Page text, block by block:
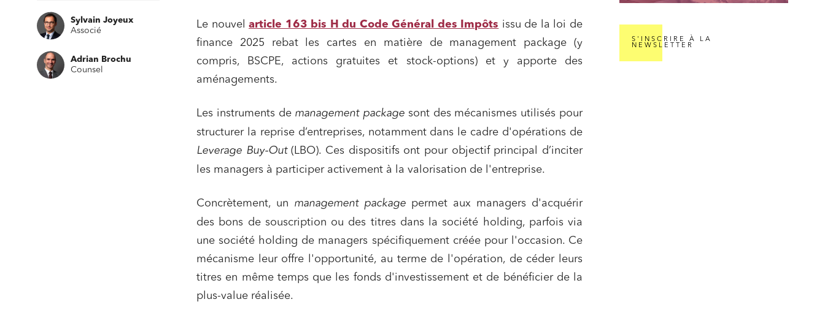
Le nouvelarticle 163 bis H du Code Général des Impôts issu de la loi de
finance 2025 rebat les cartes en matière de management package (y
compris, BSCPE, actions gratuites et stock-options) et y apporte des
aménagements.
Les instruments de management package sont des mécanismes utilisés pour
structurer la reprise d’entreprises, notamment dans le cadre d'opérations de
Leverage Buy-Out(LBO). Ces dispositifs ont pour objectif principal d’inciter
les managers à participer activement à la valorisation de l'entreprise.
Concrètement, un management package permet aux managers d'acquérir
des bons de souscription ou des titres dans la société holding, parfois via
une société holding de managers spécifiquement créée pour l'occasion. Ce
mécanisme leur offre l'opportunité, au terme de l'opération, de céder leurs
titres en même temps que les fonds d'investissement et de bénéficier de la
plus-value réalisée.
Sylvain Joyeux
Associé
Adrian Brochu
Counsel
S'INSCRIRE À LA
NEWSLETTER